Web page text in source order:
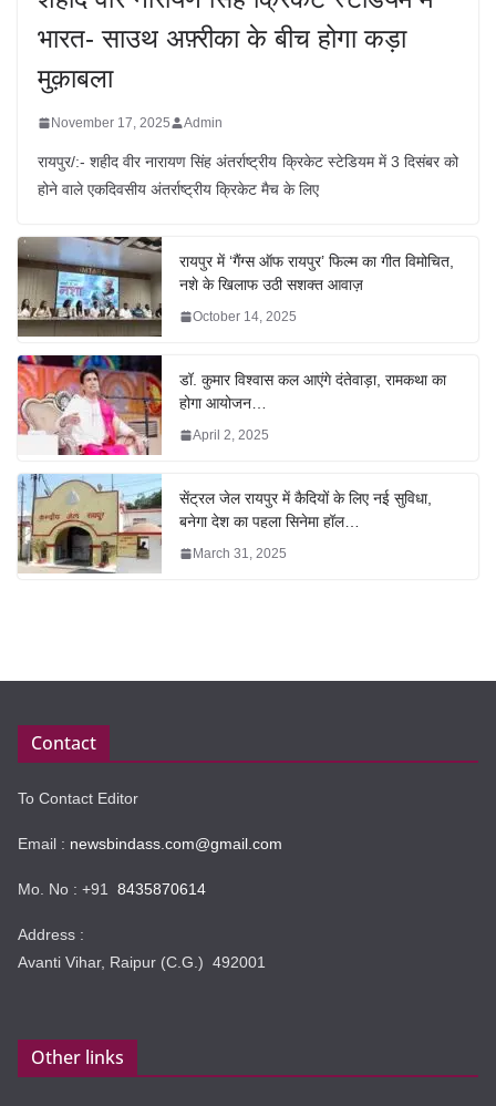
भारत- साउथ अफ़्रीका के बीच होगा कड़ा
मुक़ाबला
November 17, 2025 Admin
रायपुर/:- शहीद वीर नारायण सिंह अंतर्राष्ट्रीय क्रिकेट स्टेडियम में 3 दिसंबर को
होने वाले एकदिवसीय अंतर्राष्ट्रीय क्रिकेट मैच के लिए
रायपुर में ‘गैंग्स ऑफ रायपुर’ फिल्म का गीत विमोचित,
नशे के खिलाफ उठी सशक्त आवाज़
October 14, 2025
डॉ. कुमार विश्वास कल आएंगे दंतेवाड़ा, रामकथा का
होगा आयोजन…
April 2, 2025
सेंट्रल जेल रायपुर में कैदियों के लिए नई सुविधा,
बनेगा देश का पहला सिनेमा हॉल…
March 31, 2025
Contact
To Contact Editor
Email : newsbindass.com@gmail.com
Mo. No : +91 8435870614
Address :
Avanti Vihar, Raipur (C.G.) 492001
Other links